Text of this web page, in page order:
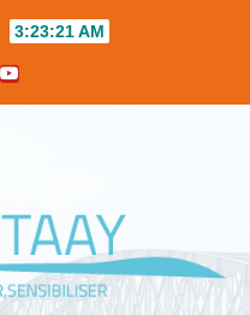
3:23:22 AM